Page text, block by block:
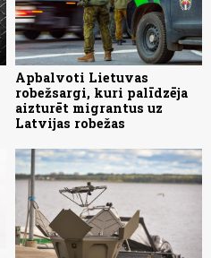
Apbalvoti Lietuvas
robežsargi, kuri palīdzēja
aizturēt migrantus uz
Latvijas robežas